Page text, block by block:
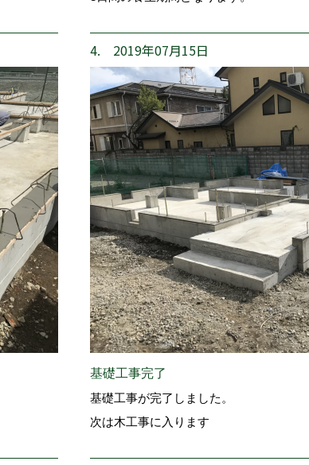
4. 2019年07月15日
基礎工事完了
基礎工事が完了しました。
次は木工事に入ります